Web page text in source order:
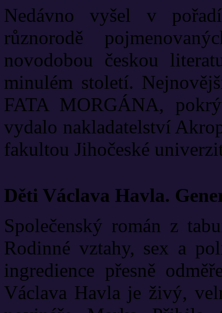
Nedávno vyšel v
různorodě
novodobou českou
minulém století.
FATA MORGÁNA,
vydalo nakladatelství
fakultou Jihočeské
Děti Václava Havla.
Společenský román z
Rodinné vztahy, sex a
ingredience přesně
Václava Havla je živý,